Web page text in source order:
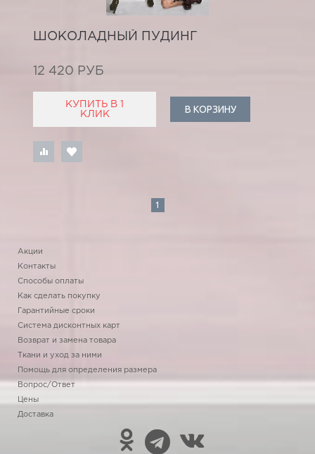
ШОКОЛАДНЫЙ ПУДИНГ
12 420 РУБ
КУПИТЬ В 1
КЛИК
В КОРЗИНУ
1
Акции
Контакты
Способы оплаты
Как сделать покупку
Гарантийные сроки
Система дисконтных карт
Возврат и замена товара
Ткани и уход за ними
Помощь для определения размера
Вопрос/Ответ
Цены
Доставка